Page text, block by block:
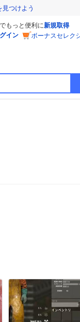
つけよう
でもっと便利に新規取得
イン
ボーナスセレク